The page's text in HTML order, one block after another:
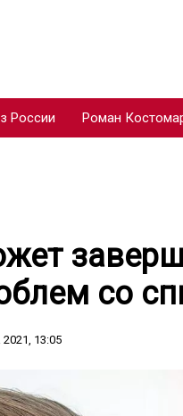
России Роман
со
2021, 13:05